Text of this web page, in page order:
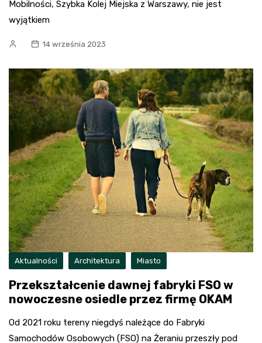
Mobilności, Szybka Kolej Miejska z Warszawy, nie jest
wyjątkiem
14 września 2023
Aktualności Architektura Miasto
Przekształcenie dawnej fabryki FSO w
nowoczesne osiedle przez firmę OKAM
Od 2021 roku tereny niegdyś należące do Fabryki
Samochodów Osobowych (FSO) na Żeraniu przeszły pod